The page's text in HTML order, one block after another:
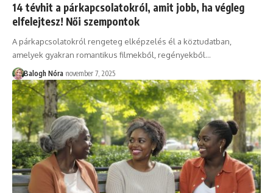
14 tévhit a párkapcsolatokról, amit jobb, ha végleg
elfelejtesz! Női szempontok
A párkapcsolatokról rengeteg elképzelés él a köztudatban,
amelyek gyakran romantikus filmekből, regényekből…
Balogh Nóra november 7, 2025